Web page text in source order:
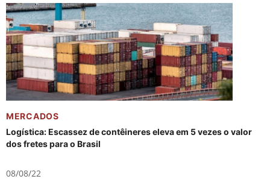
MERCADOS
Logística: Escassez de contêineres eleva em 5 vezes o valor
dos fretes para o Brasil
08/08/22